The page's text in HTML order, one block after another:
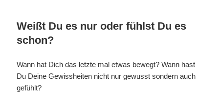
Weißt Du es nur oder fühlst Du es
schon?
Wann hat Dich das letzte mal etwas bewegt? Wann hast
Du Deine Gewissheiten nicht nur gewusst sondern auch
gefühlt?